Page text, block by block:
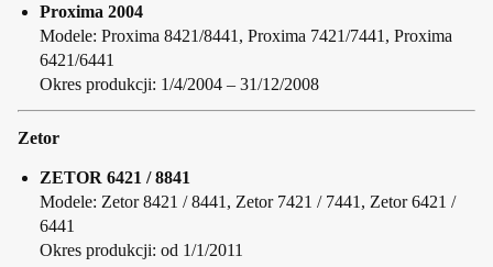
Proxima 2004
Modele: Proxima 8421/8441, Proxima 7421/7441, Proxima
6421/6441
Okres produkcji: 1/4/2004 – 31/12/2008
Zetor
ZETOR 6421 / 8841
Modele: Zetor 8421 / 8441, Zetor 7421 / 7441, Zetor 6421 /
6441
Okres produkcji: od 1/1/2011